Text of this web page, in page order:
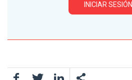
INICIAR SESIÓN
FacebookTwitterLinkedIn